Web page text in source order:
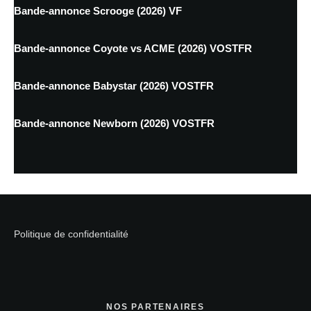
Bande-annonce Scrooge (2026) VF
Bande-annonce Coyote vs ACME (2026) VOSTFR
Bande-annonce Babystar (2026) VOSTFR
Bande-annonce Newborn (2026) VOSTFR
Politique de confidentialité
NOS PARTENAIRES